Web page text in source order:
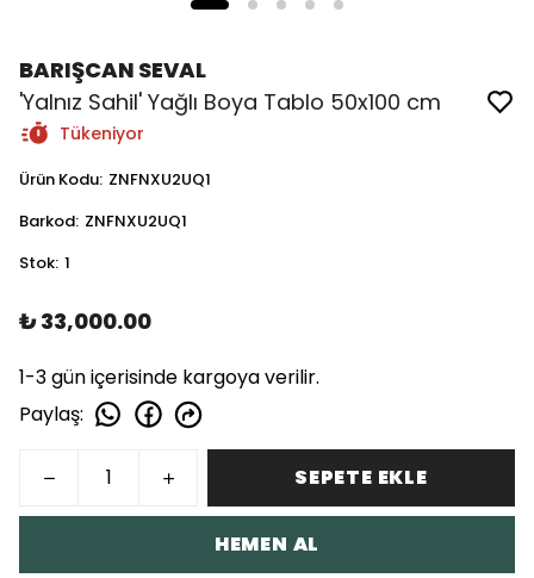
BARIŞCAN SEVAL
'Yalnız Sahil' Yağlı Boya Tablo 50x100 cm
Tükeniyor
Ürün Kodu: ZNFNXU2UQ1
Barkod: ZNFNXU2UQ1
Stok: 1
₺ 33,000.00
1-3 gün içerisinde kargoya verilir.
Paylaş:
SEPETE EKLE
HEMEN AL